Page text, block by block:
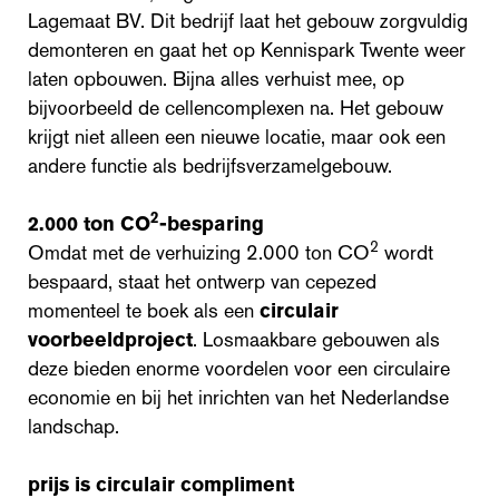
Lagemaat BV. Dit bedrijf laat het gebouw zorgvuldig
demonteren en gaat het op Kennispark Twente weer
laten opbouwen. Bijna alles verhuist mee, op
bijvoorbeeld de cellencomplexen na. Het gebouw
krijgt niet alleen een nieuwe locatie, maar ook een
andere functie als bedrijfsverzamelgebouw.
2.000 ton CO2-besparing
Omdat met de verhuizing 2.000 ton CO2 wordt
bespaard, staat het ontwerp van cepezed
momenteel te boek als een circulair
voorbeeldproject. Losmaakbare gebouwen als
deze bieden enorme voordelen voor een circulaire
economie en bij het inrichten van het Nederlandse
landschap.
prijs is circulair compliment